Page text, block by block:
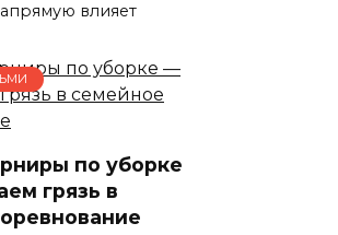
влияет
по уборке
грязь в